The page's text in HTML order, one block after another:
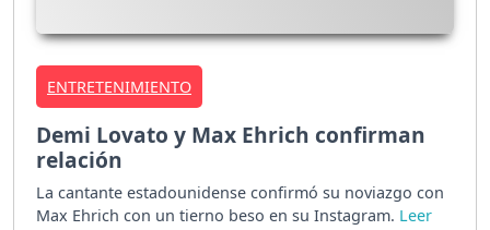
ENTRETENIMIENTO
Demi Lovato y Max Ehrich confirman
relación
La cantante estadounidense confirmó su noviazgo con
Max Ehrich con un tierno beso en su Instagram.